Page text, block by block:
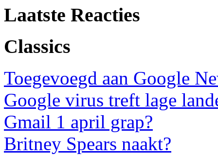
Laatste Reacties
Classics
Toegevoegd aan Google
Google virus treft lage
Gmail 1 april grap?
Britney Spears naakt?